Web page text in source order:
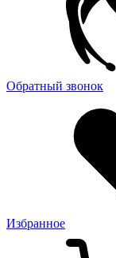
Обратный звонок
Избранное